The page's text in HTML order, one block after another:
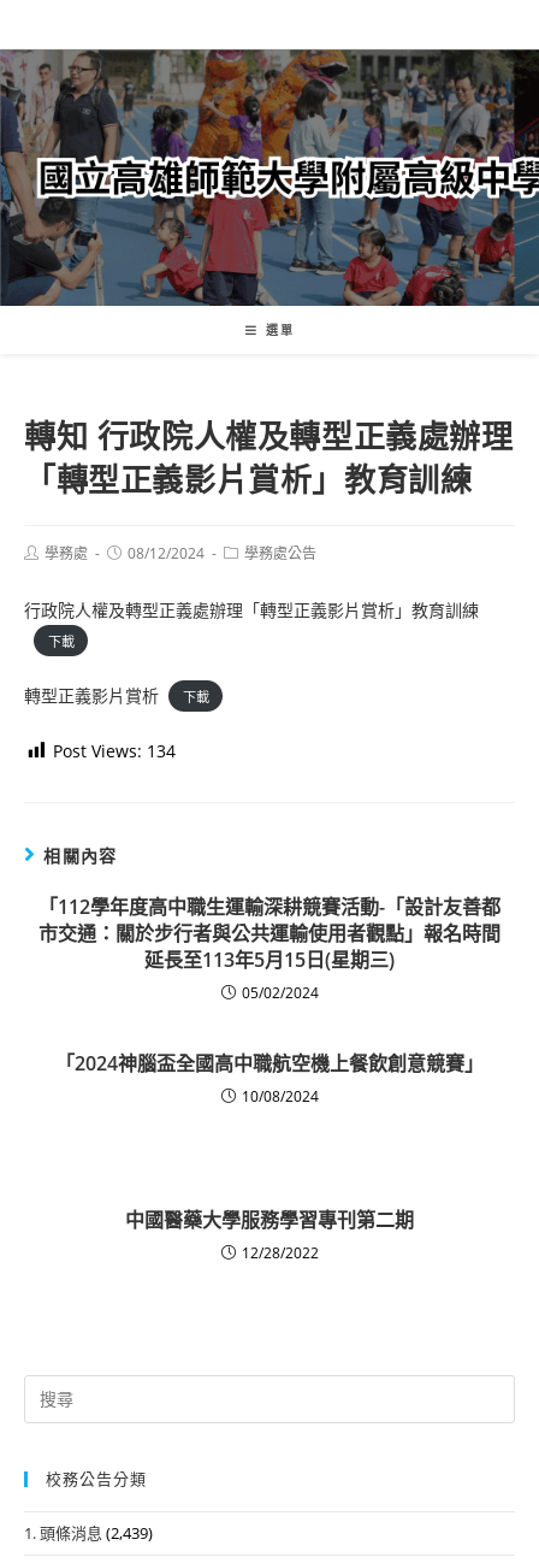
轉
至
主
內
容
選單
轉知 行政院人權及轉型正義處辦理
「轉型正義影片賞析」教育訓練
Post學務處
Post08/12/2024
Post學務處公告
行政院人權及轉型正義處辦理「轉型正義影片賞析」教育訓練
下載
轉型正義影片賞析 下載
Post Views: 134
相關內容
「112學年度高中職生運輸深耕競賽活動-「設計友善都
市交通：關於步行者與公共運輸使用者觀點」報名時間
延長至113年5月15日(星期三)
05/02/2024
「2024神腦盃全國高中職航空機上餐飲創意競賽」
10/08/2024
中國醫藥大學服務學習專刊第二期
12/28/2022
Search
for:
校務公告分類
1. 頭條消息 (2,439)